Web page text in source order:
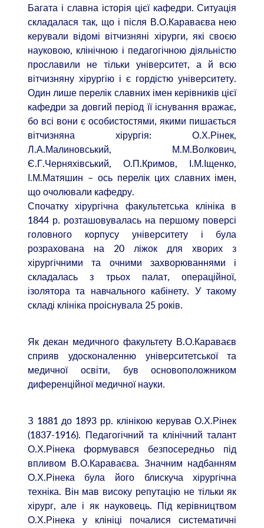
Багата і славна історія цієї кафедри. Ситуація
складалася так, що і після В.О.Караваєва нею
керували відомі вітчизняні хірурги, які своєю
науковою, клінічною і педагогічною діяльністю
прославили не тільки університет, а й всю
вітчизняну хірургію і є гордістю університету.
Один лише перелік славних імен керівників цієї
кафедри за довгий період її існування вражає,
бо всі вони є особистостями, якими пишається
вітчизняна хірургія: О.Х.Рінек,
Л.А.Малиновський, М.М.Волкович,
Є.Г.Черняхівський, О.П.Кримов, І.М.Іщенко,
І.М.Матяшин – ось перелік цих славних імен,
що очолювали кафедру.
Спочатку хірургічна факультетська клініка в
1844 р. розташовувалась на першому поверсі
головного корпусу університету і була
розрахована на 20 ліжок для хворих з
хірургічними та очними захворюваннями і
складалась з трьох палат, операційної,
ізолятора та навчального кабінету. У такому
складі клініка проіснувала 25 років.
Як декан медичного факультету В.О.Караваєв
сприяв удосконаленню університетської та
медичної освіти, був основоположником
диференційної медичної науки.
З 1881 до 1893 рр. клінікою керував О.Х.Рінек
(1837-1916). Педагогічний та клінічний талант
О.Х.Рінека формувався безпосередньо під
впливом В.О.Караваєва. Значним надбанням
О.Х.Рінека була його блискуча хірургічна
техніка. Він мав високу репутацію не тільки як
хірург, але і як науковець. Під керівництвом
О.Х.Рінека у клініці почалися систематичні